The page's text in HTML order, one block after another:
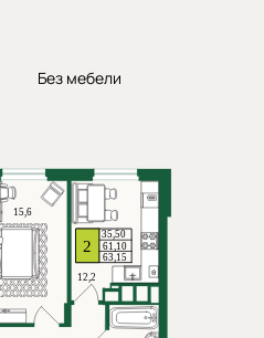
Без мебели